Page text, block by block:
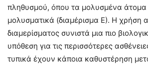
πληθυσμού, όπου τα μολυσμένα άτομα
μολυσματικά (διαμέρισμα Ε). Η χρήση
διαμερίσματος συνιστά μια πιο
υπόθεση για τις περισσότερες
τυπικά έχουν κάποια καθυστέρηση